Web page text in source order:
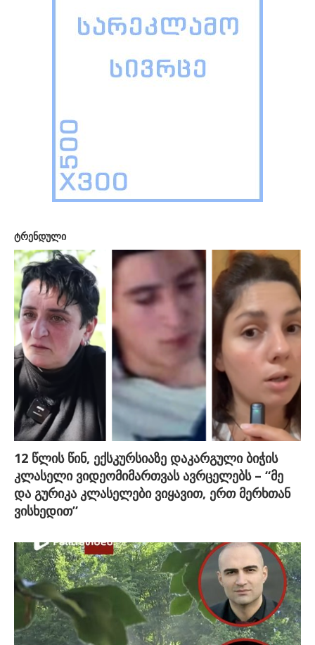
ტრენდული
12 წლის წინ, ექსკურსიაზე დაკარგული ბიჭის
კლასელი ვიდეომიმართვას ავრცელებს – “მე
და გურიკა კლასელები ვიყავით, ერთ მერხთან
ვისხედით”